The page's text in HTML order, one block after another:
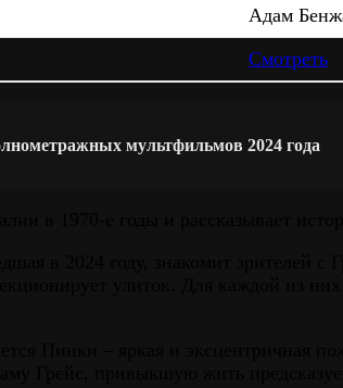
Адам
Смотреть
мультфильмов 2024 года